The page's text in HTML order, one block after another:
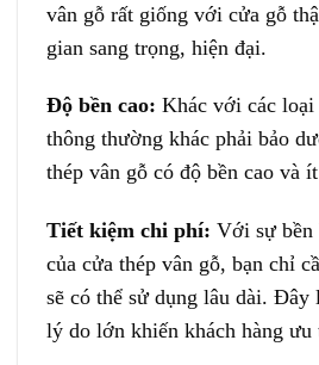
vân gỗ rất giống với cửa gỗ
gian sang trọng, hiện đại.
Độ bền cao: Khác với các loại
thông thường khác phải bảo
thép vân gỗ có độ bền cao và
Tiết kiệm chi phí: Với sự bền
của cửa thép vân gỗ, bạn chỉ
sẽ có thể sử dụng lâu dài. Đây
lý do lớn khiến khách hàng ưu